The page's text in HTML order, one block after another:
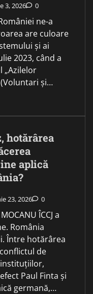
3, 2026 0
ne-a
are culoare
și ai
2023, când a
„Azilelor
și…
hotărârea
aplică
23, 2026 0
ÎCCJ a
România
Între hotărârea
de
Paul Finta și
germană,…